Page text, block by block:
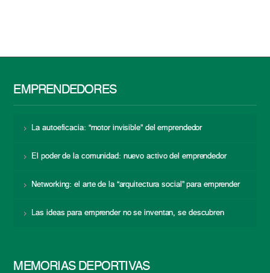
EMPRENDEDORES
La autoeficacia: “motor invisible” del emprendedor
El poder de la comunidad: nuevo activo del emprendedor
Networking: el arte de la “arquitectura social” para emprender
Las ideas para emprender no se inventan, se descubren
MEMORIAS DEPORTIVAS